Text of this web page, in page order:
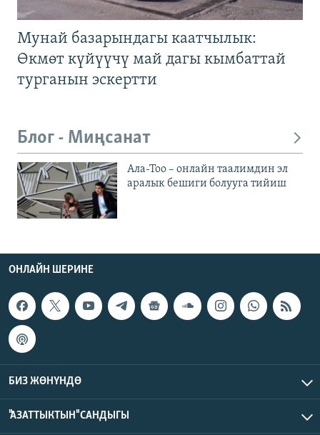
Мунай базарындагы каатчылык:
Өкмөт күйүүчү май дагы кымбаттай
турганын эскертти
Блог - Миңсанат
Ала-Тоо – онлайн таалимдин эл
аралык бешиги болууга тийиш
ОНЛАЙН ШЕРИНЕ
БИЗ ЖӨНҮНДӨ
"АЗАТТЫКТЫН" САНДЫГЫ